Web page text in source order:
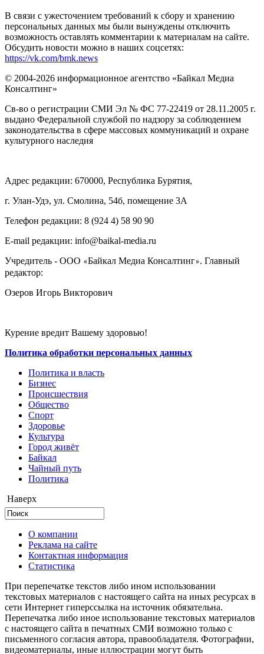
В связи с ужесточением требований к сбору и хранению
персональных данных мы были вынуждены отключить
возможность оставлять комментарии к материалам на сайте.
Обсудить новости можно в наших соцсетях:
https://vk.com/bmk.news
© 2004-2026 информационное агентство «Байкал Медиа
Консалтинг»
Св-во о регистрации СМИ Эл № ФС 77-22419 от 28.11.2005 г.
выдано Федеральной службой по надзору за соблюдением
законодательства в сфере массовых коммуникаций и охране
культурного наследия
Адрес редакции: 670000, Республика Бурятия,
г. Улан-Удэ, ул. Смолина, 54б, помещение 3А
Телефон редакции: ‎‎8 (924 4) 58 90 90
E-mail редакции: info@baikal-media.ru
Учредитель - ООО «Байкал Медиа Консалтинг». Главный
редактор:
Озеров Игорь Викторович
Курение вредит Вашему здоровью!
Политика обработки персональных данных
Политика и власть
Бизнес
Происшествия
Общество
Cпорт
Здоровье
Культура
Город живёт
Байкал
Чайный путь
Политика
Наверх
О компании
Реклама на сайте
Контактная информация
Статистика
При перепечатке текстов либо ином использовании
текстовых материалов с настоящего сайта на иных ресурсах в
сети Интернет гиперссылка на источник обязательна.
Перепечатка либо иное использование текстовых материалов
с настоящего сайта в печатных СМИ возможно только с
письменного согласия автора, правообладателя. Фотографии,
видеоматериалы, иные иллюстрации могут быть